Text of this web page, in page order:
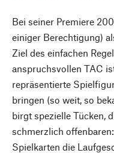
Bei seiner Premiere
einiger Berechtigung)
Ziel des einfachen
anspruchsvollen TAC
repräsentierte
bringen (so weit, so
birgt spezielle Tücken,
schmerzlich
Spielkarten die